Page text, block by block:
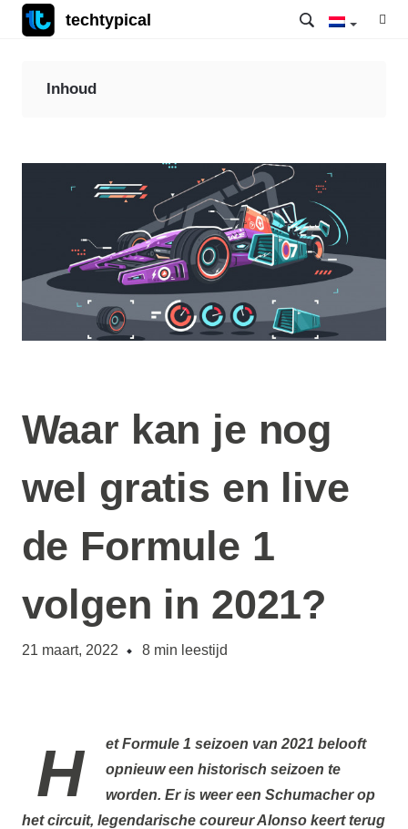
techtypical
Waar kan je nog
wel gratis en live
de Formule 1
volgen in 2021?
21 maart, 2022 8 min leestijd
HetFormule 1 seizoen van 2021 belooft
opnieuw een historisch seizoen te
worden. Er is weer een Schumacher op
het circuit, legendarische coureur Alonso keert terug
Inhoud